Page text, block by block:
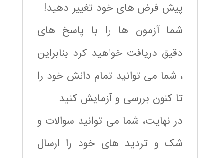
پیش فرض های خود تغییر دهید!
شما آزمون ها را با پاسخ های
دقیق دریافت خواهید کرد بنابراین
، شما می توانید تمام دانش خود را
تا کنون بررسی و آزمایش کنید
در نهایت، شما می توانید سوالات و
شک و تردید های خود را ارسال